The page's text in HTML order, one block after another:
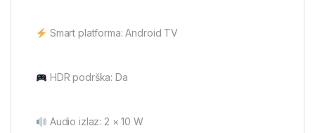
Smart platforma: Android TV
HDR podrška: Da
Audio izlaz: 2 × 10 W